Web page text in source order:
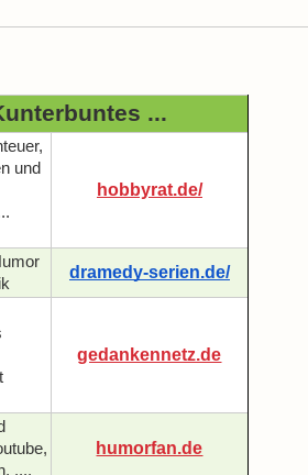
...
und
hobbyrat.de/
dramedy-serien.de/
gedankennetz.de
....
humorfan.de